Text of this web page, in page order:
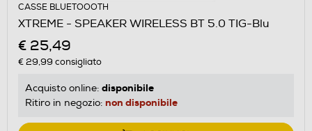
CASSE BLUETOOOTH
XTREME - SPEAKER WIRELESS BT 5.0 TIG-Blu
€ 25,49
€ 29,99 consigliato
Acquisto online: disponibile
Ritiro in negozio: non disponibile